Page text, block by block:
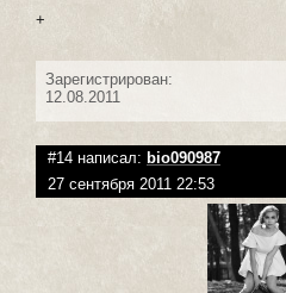
+
Зарегистрирован:
12.08.2011
#14 написал: bio090987
27 сентября 2011 22:53